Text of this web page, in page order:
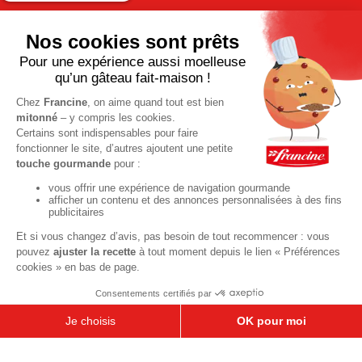
Printemps
Automne
Hiver
d’infos surwww.mangerbouger.fr